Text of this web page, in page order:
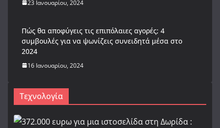
23 Ιανουαρίου, 2024
Πώς θα αποφύγεις τις επιπόλαιες αγορές; 4
συμβουλές για να ψωνίζεις συνειδητά μέσα στο
2024
16 Ιανουαρίου, 2024
Τεχνολογία